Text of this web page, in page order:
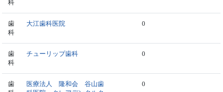
科
歯
科
大江歯科医院 0
歯
科
チューリップ歯科 0
歯
医療法人 隆和会 谷山歯
0